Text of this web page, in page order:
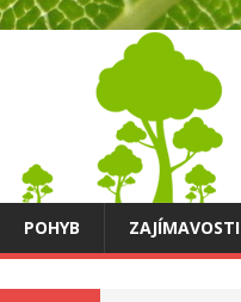
POHYB ZAJÍMAVOSTI